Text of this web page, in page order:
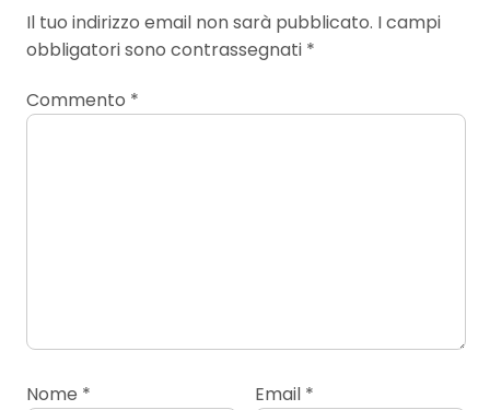
Il tuo indirizzo email non sarà pubblicato. I campi
obbligatori sono contrassegnati *
Commento *
Nome * Email *